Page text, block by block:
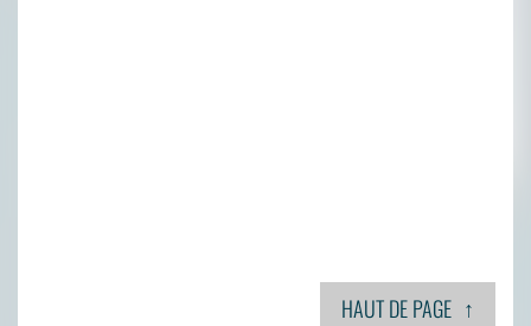
HAUT DE PAGE ↑